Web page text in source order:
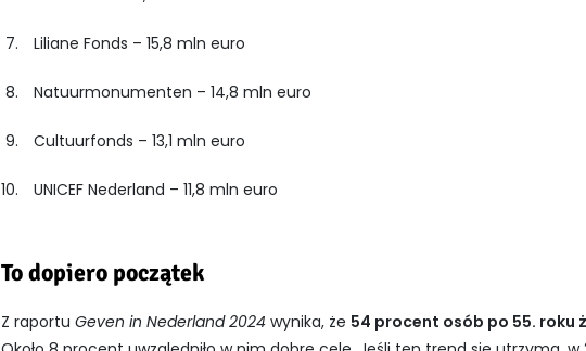
Liliane Fonds – 15,8 mln euro
Natuurmonumenten – 14,8 mln euro
Cultuurfonds – 13,1 mln euro
UNICEF Nederland – 11,8 mln euro
To dopiero początek
Z raportu Geven in Nederland 2024wynika, że 54 procent osób po 55. roku